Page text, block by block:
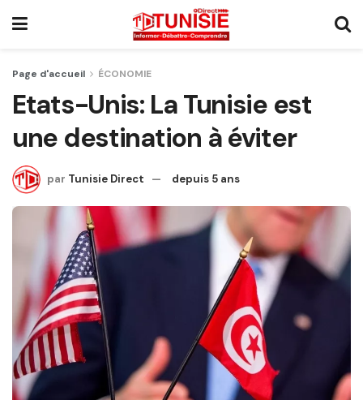
Page d'accueil ÉCONOMIE
Etats-Unis: La Tunisie est
une destination à éviter
par Tunisie Direct depuis 5 ans